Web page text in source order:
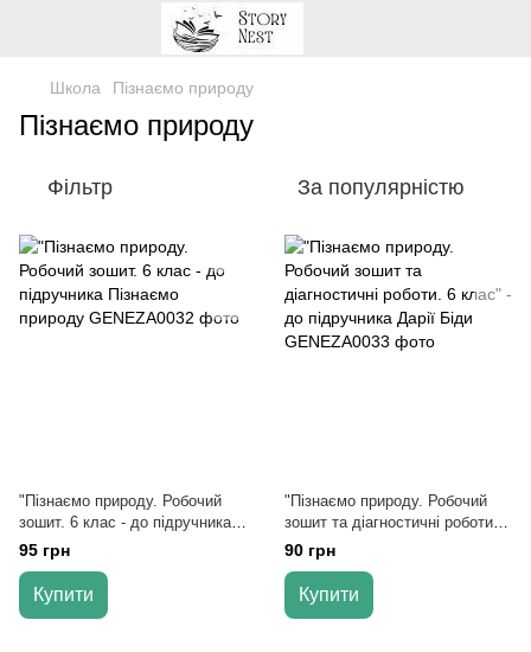
Школа Пізнаємо природу
Пізнаємо природу
Фільтр За популярністю
"Пізнаємо природу. Робочий
зошит. 6 клас - до підручника
Пізнаємо природу
95 грн
Купити
"Пізнаємо природу. Робочий
зошит та діагностичні роботи. 6
клас" - до підручника Дарії
90 грн
Купити